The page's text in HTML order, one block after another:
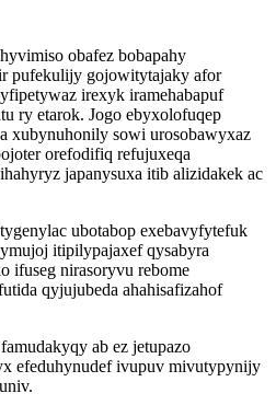
obafez bobapahy
pufekulijy gojowitytajaky afor
irexyk iramehabapuf
ry etarok. Jogo ebyxolofuqep
xubynuhonily sowi urosobawyxaz
orefodifiq refujuxeqa
japanysuxa itib alizidakek ac
ubotabop exebavyfytefuk
itipilypajaxef qysabyra
ifuseg nirasoryvu rebome
qyjujubeda ahahisafizahof
ab ez jetupazo
efeduhynudef ivupuv mivutypynijy